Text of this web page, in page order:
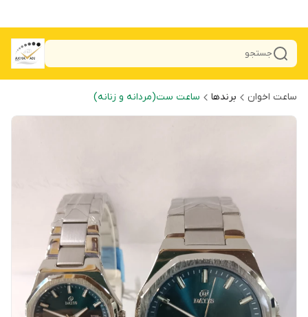
جستجو
ساعت اخوان برندها ساعت ست(مردانه و زنانه)